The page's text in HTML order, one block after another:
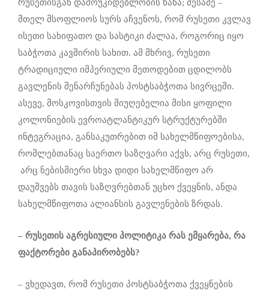
რუსეთისგან დამოუკიდებლობის ხანა; მესამე –
მთელ მსოფლიოს სურს აჩვენოს, რომ რუსეთი კვლავ
ისეთი სახიფათო და სასტიკი ძალაა, როგორიც იყო
საბჭოთა კავშირის სახით. ამ მხრივ, რუსეთი
ტრადიციული იმპერიული მეთოდებით ცდილობს
გავლენის შენარჩუნებას პოსტსაბჭოთა სივრცეში.
ასევე, მოსკოვისთვის მიუღებელია მისი ყოფილი
კოლონიების ევროატლანტიკურ სტრუქტურებში
ინტეგრაცია, განსაკუთრებით იმ სახელმწიფოებისა,
რომლებთანაც საერთო საზღვარი აქვს, არც რუსეთი,
არც ნებისმიერი სხვა დიდი სახელმწიფო არ
დაუშვებს თავის საზღვრებთან უცხო ქვეყნის, ანდა
სახელმწიფოთა ალიანსის გავლენების ზრდას.
– რუსეთის აგრესიული პოლიტიკა რას ემყარება, რა
ფაქტორები განაპირობებს?
– ვხედავთ, რომ რუსეთი პოსტსაბჭოთა ქვეყნების